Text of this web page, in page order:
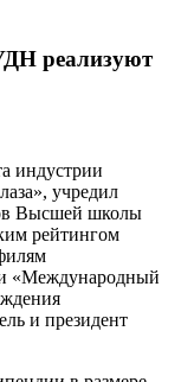
реализуют
индустрии
учредил
Высшей школы
рейтингом
«Международный
и президент